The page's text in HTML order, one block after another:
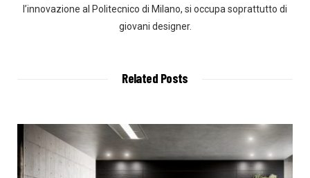
l’innovazione al Politecnico di Milano, si occupa soprattutto di
giovani designer.
Related Posts